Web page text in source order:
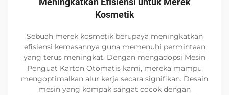
Kosmetik
Sebuah merek kosmetik berupaya meningkatkan
efisiensi kemasannya guna memenuhi permintaan
yang terus meningkat. Dengan mengadopsi Mesin
Penguat Karton Otomatis kami, mereka mampu
mengoptimalkan alur kerja secara signifikan. Desain
mesin yang kompak sangat cocok dengan